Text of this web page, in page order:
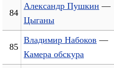
84
Александр Пушкин —
Цыганы
85
Владимир Набоков —
Камера обскура